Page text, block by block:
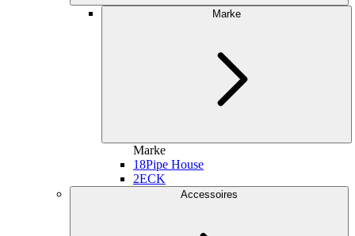
Marke
Marke
18Pipe House
2ECK
Accessoires